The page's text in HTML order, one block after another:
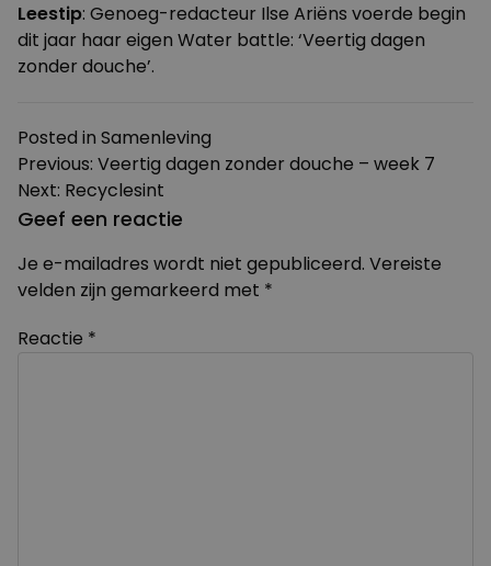
Leestip: Genoeg-redacteur Ilse Ariëns voerde begin
dit jaar haar eigen Water battle: ‘Veertig dagen
zonder douche’.
Posted in Samenleving
Bericht
navigatie
Previous: Veertig dagen zonder douche – week 7
Next: Recyclesint
Geef een reactie
Je e-mailadres wordt niet gepubliceerd. Vereiste
velden zijn gemarkeerd met *
Reactie *